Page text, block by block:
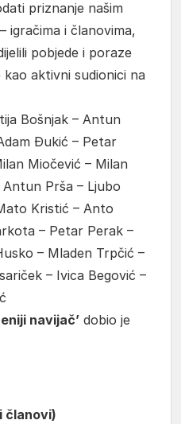
priznanje našim
igračima i članovima,
pobjede i poraze
aktivni sudionici na
Bošnjak – Antun
Đukić – Petar
Miočević – Milan
Prša – Ljubo
Kristić – Anto
– Petar Perak –
– Mladen Trpčić –
– Ivica Begović –
navijač’ dobio je
članovi)